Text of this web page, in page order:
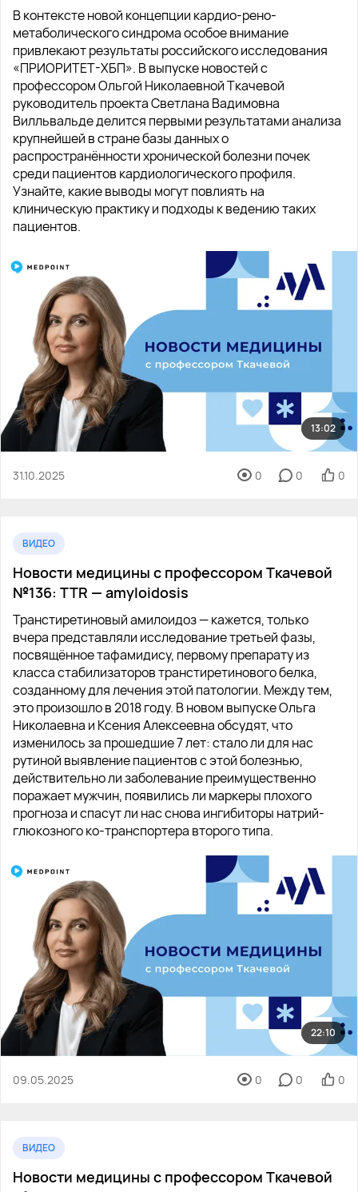
В контексте новой концепции кардио-рено-
метаболического синдрома особое внимание
привлекают результаты российского исследования
«ПРИОРИТЕТ-ХБП». В выпуске новостей с
профессором Ольгой Николаевной Ткачевой
руководитель проекта Светлана Вадимовна
Вилльвальде делится первыми результатами анализа
крупнейшей в стране базы данных о
распространённости хронической болезни почек
среди пациентов кардиологического профиля.
Узнайте, какие выводы могут повлиять на
клиническую практику и подходы к ведению таких
пациентов.
13:02
31.10.2025 0 0 0
ВИДЕО
Новости медицины с профессором Ткачевой
№136: ТТR — amyloidosis
Транстиретиновый амилоидоз — кажется, только
вчера представляли исследование третьей фазы,
посвящённое тафамидису, первому препарату из
класса стабилизаторов транстиретинового белка,
созданному для лечения этой патологии. Между тем,
это произошло в 2018 году. В новом выпуске Ольга
Николаевна и Ксения Алексеевна обсудят, что
изменилось за прошедшие 7 лет: стало ли для нас
рутиной выявление пациентов с этой болезнью,
действительно ли заболевание преимущественно
поражает мужчин, появились ли маркеры плохого
прогноза и спасут ли нас снова ингибиторы натрий-
глюкозного ко-транспортера второго типа.
22:10
09.05.2025 0 0 0
ВИДЕО
Новости медицины с профессором Ткачевой